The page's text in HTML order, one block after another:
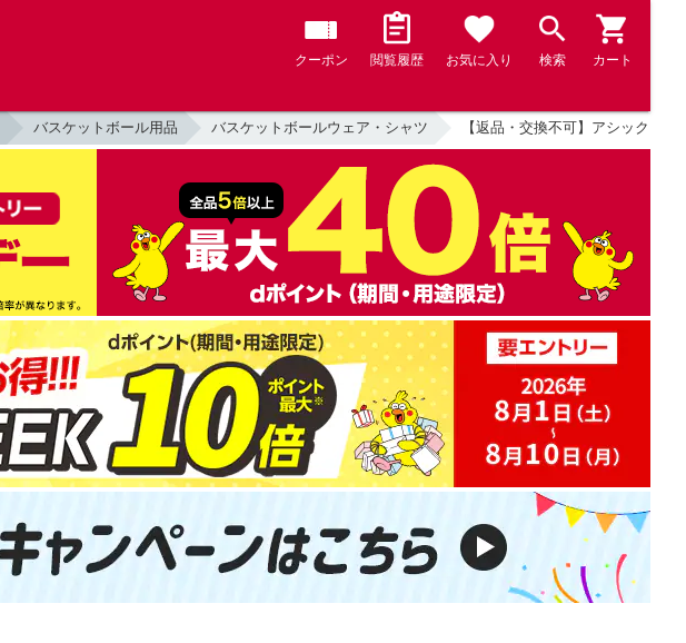
クーポン 閲覧履歴 お気に入り 検索 カート
バスケットボール用品 バスケットボールウェア・シャツ 【返品・交換不可】アシックス